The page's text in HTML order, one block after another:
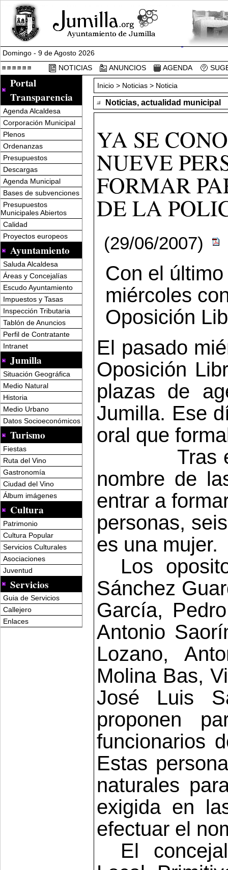
Domingo - 9 de Agosto 2026
NOTICIAS
ANUNCIOS AGENDA
Portal
Transparencia
Agenda Alcaldesa
Corporación Municipal
Plenos
Ordenanzas
Presupuestos
Descargas
Agenda Municipal
Bases de subvenciones
Presupuestos
Municipales Abiertos
Calidad
Proyectos europeos
Ayuntamiento
Saluda Alcaldesa
Áreas y Concejalías
Escudo Ayuntamiento
Impuestos y Tasas
Inspección Tributaria
Tablón de Anuncios
Perfil de Contratante
Intranet
Jumilla
Situación Geográfica
Medio Natural
Historia
Medio Urbano
Datos Socioeconómicos
Turismo
Fiestas
Ruta del Vino
Gastronomía
Ciudad del Vino
Álbum imágenes
Cultura
Patrimonio
Cultura Popular
Servicios Culturales
Asociaciones
Juventud
Servicios
Guia de Servicios
Callejero
Enlaces
Inicio> Noticias > Noticia
Noticias, actualidad municipal
YA SE
NUEVE
FORMAR
DE LA
(29/06/2007)
Con el
miércoles
Oposición
El pasado
Oposición
plazas de
Jumilla. Ese
oral que
Tras
nombre de
entrar a
personas,
es una mujer.
Los
Sánchez
García,
Antonio
Lozano,
Molina Bas,
José Luis
proponen
funcionarios
Estas
naturales
exigida en
efectuar el
El